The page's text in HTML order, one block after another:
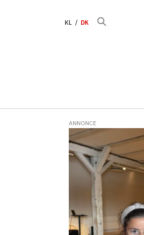
KL DK
ANNONCE